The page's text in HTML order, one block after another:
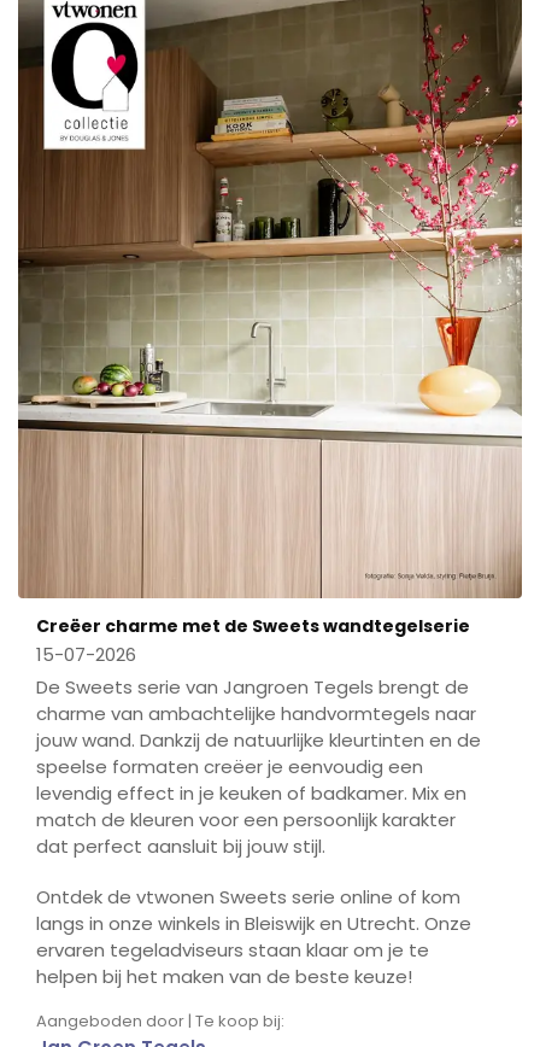
Creëer charme met de Sweets wandtegelserie
15-07-2026
De Sweets serie van Jangroen Tegels brengt de
charme van ambachtelijke handvormtegels naar
jouw wand. Dankzij de natuurlijke kleurtinten en de
speelse formaten creëer je eenvoudig een
levendig effect in je keuken of badkamer. Mix en
match de kleuren voor een persoonlijk karakter
dat perfect aansluit bij jouw stijl.
Ontdek de vtwonen Sweets serie online of kom
langs in onze winkels in Bleiswijk en Utrecht. Onze
ervaren tegeladviseurs staan klaar om je te
helpen bij het maken van de beste keuze!
Aangeboden door | Te koop bij: